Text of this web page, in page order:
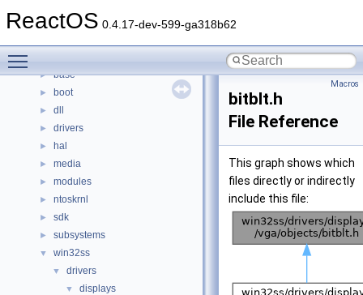
ReactOS 0.4.17-dev-599-ga318b62
► Classes
▼
► base
► boot
► dll
► drivers
► hal
► media
► modules
► ntoskrnl
► sdk
► subsystems
▼ win32ss
▼ drivers
▼ displays
Macros
bitblt.h
File Reference
This graph shows which
files directly or indirectly
include this file: